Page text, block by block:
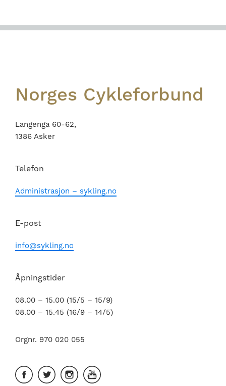
Footer
Norges Cykleforbund
Langenga 60-62,
1386 Asker
Telefon
Administrasjon – sykling.no
E-post
info@sykling.no
Åpningstider
08.00 – 15.00 (15/5 – 15/9)
08.00 – 15.45 (16/9 – 14/5)
Orgnr. 970 020 055